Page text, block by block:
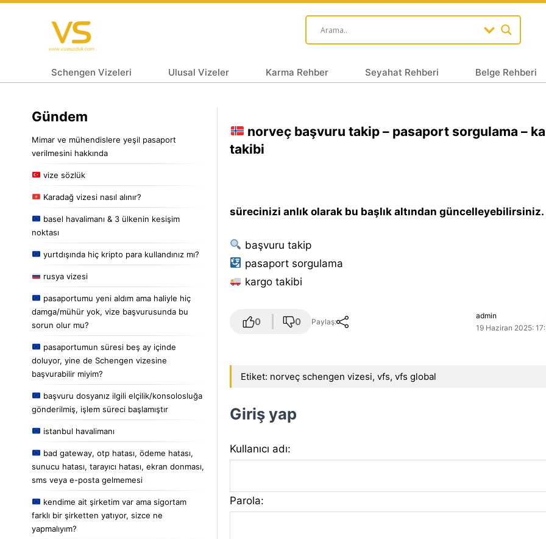
Schengen Vizeleri Ulusal Vizeler Karma Rehber Seyahat Rehberi Belge Rehberi
Gündem
Mimar ve mühendislere yeşil pasaport
verilmesini hakkında
vize sözlük
Karadağ vizesi nasıl alınır?
basel havalimanı & 3 ülkenin kesişim
noktası
yurtdışında hiç kripto para kullandınız mı?
rusya vizesi
pasaportumu yeni aldım ama haliyle hiç
damga/mühür yok, vize başvurusunda bu
sorun olur mu?
pasaportumun süresi beş ay içinde
doluyor, yine de Schengen vizesine
başvurabilir miyim?
başvuru dosyanız ilgili elçilik/konsolosluğa
gönderilmiş, işlem süreci başlamıştır
istanbul havalimanı
bad gateway, otp hatası, ödeme hatası,
sunucu hatası, tarayıcı hatası, ekran donması,
sms veya e-posta gelmemesi
kendime ait şirketim var ama sigortam
farklı bir şirketten yatıyor, sizce ne
yapmalıyım?
norveç başvuru takip – pasaport sorgulama –
takibi
sürecinizi anlık olarak bu başlık altından güncelleyebilirsiniz.
başvuru takip
pasaport sorgulama
kargo takibi
0 0 Paylaş:
admin
19 Haziran 2025:
Etiket: norveç schengen vizesi,vfs,vfs global
Giriş yap
Kullanıcı adı:
Parola: